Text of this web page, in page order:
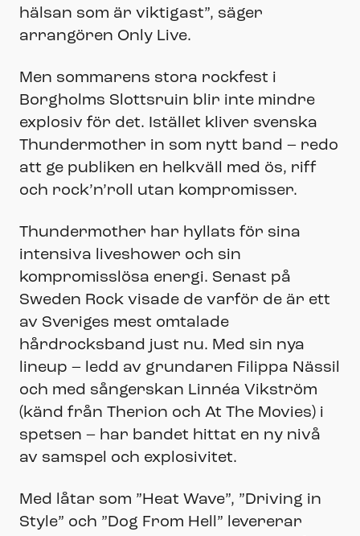
hälsan som är viktigast”, säger
arrangören Only Live.
Men sommarens stora rockfest i
Borgholms Slottsruin blir inte mindre
explosiv för det. Istället kliver svenska
Thundermother in som nytt band – redo
att ge publiken en helkväll med ös, riff
och rock’n’roll utan kompromisser.
Thundermother har hyllats för sina
intensiva liveshower och sin
kompromisslösa energi. Senast på
Sweden Rock visade de varför de är ett
av Sveriges mest omtalade
hårdrocksband just nu. Med sin nya
lineup – ledd av grundaren Filippa Nässil
och med sångerskan Linnéa Vikström
(känd från Therion och At The Movies) i
spetsen – har bandet hittat en ny nivå
av samspel och explosivitet.
Med låtar som ”Heat Wave”, ”Driving in
Style” och ”Dog From Hell” levererar